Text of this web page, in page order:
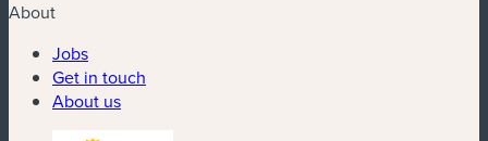
About
Jobs
Get in touch
About us